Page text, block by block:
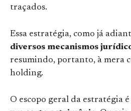
traçados.
Essa estratégia, como já
diversos mecanismos
resumindo, portanto, à mera
holding.
O escopo geral da estratégia é